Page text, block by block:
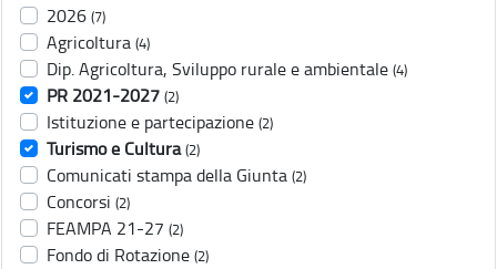
2026 (7)
Agricoltura (4)
Dip. Agricoltura, Sviluppo rurale e ambientale (4)
PR 2021-2027 (2)
Istituzione e partecipazione (2)
Turismo e Cultura (2)
Comunicati stampa della Giunta (2)
Concorsi (2)
FEAMPA 21-27 (2)
Fondo di Rotazione (2)